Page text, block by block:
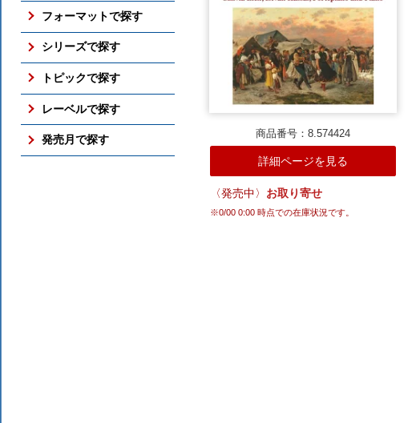
総合（上位300件）
予約ランキング
すべての売れ筋ランキング
オペラ
吹奏楽
すべてのジャンル
フォーマットで探す
ボックス・セット
SACD
DVD / Blu-ray
フォーマットのTOP
シリーズで探す
アメリカン・クラシックス
ナクソス・ヒストリカル
期待の新進演奏家
シリーズのTOP
トピックで探す
さまざまな全集
国内仕様輸入盤
国内レーベル盤
レーベルで探す
NAXOS
ORFEO
発売月で探す 商品番号：8.574424
詳細ページを見る
〈発売中〉 お取り寄せ
※0/00 0:00 時点での在庫状況です。